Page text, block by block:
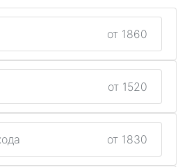
от 1860
от 1520
от 1830